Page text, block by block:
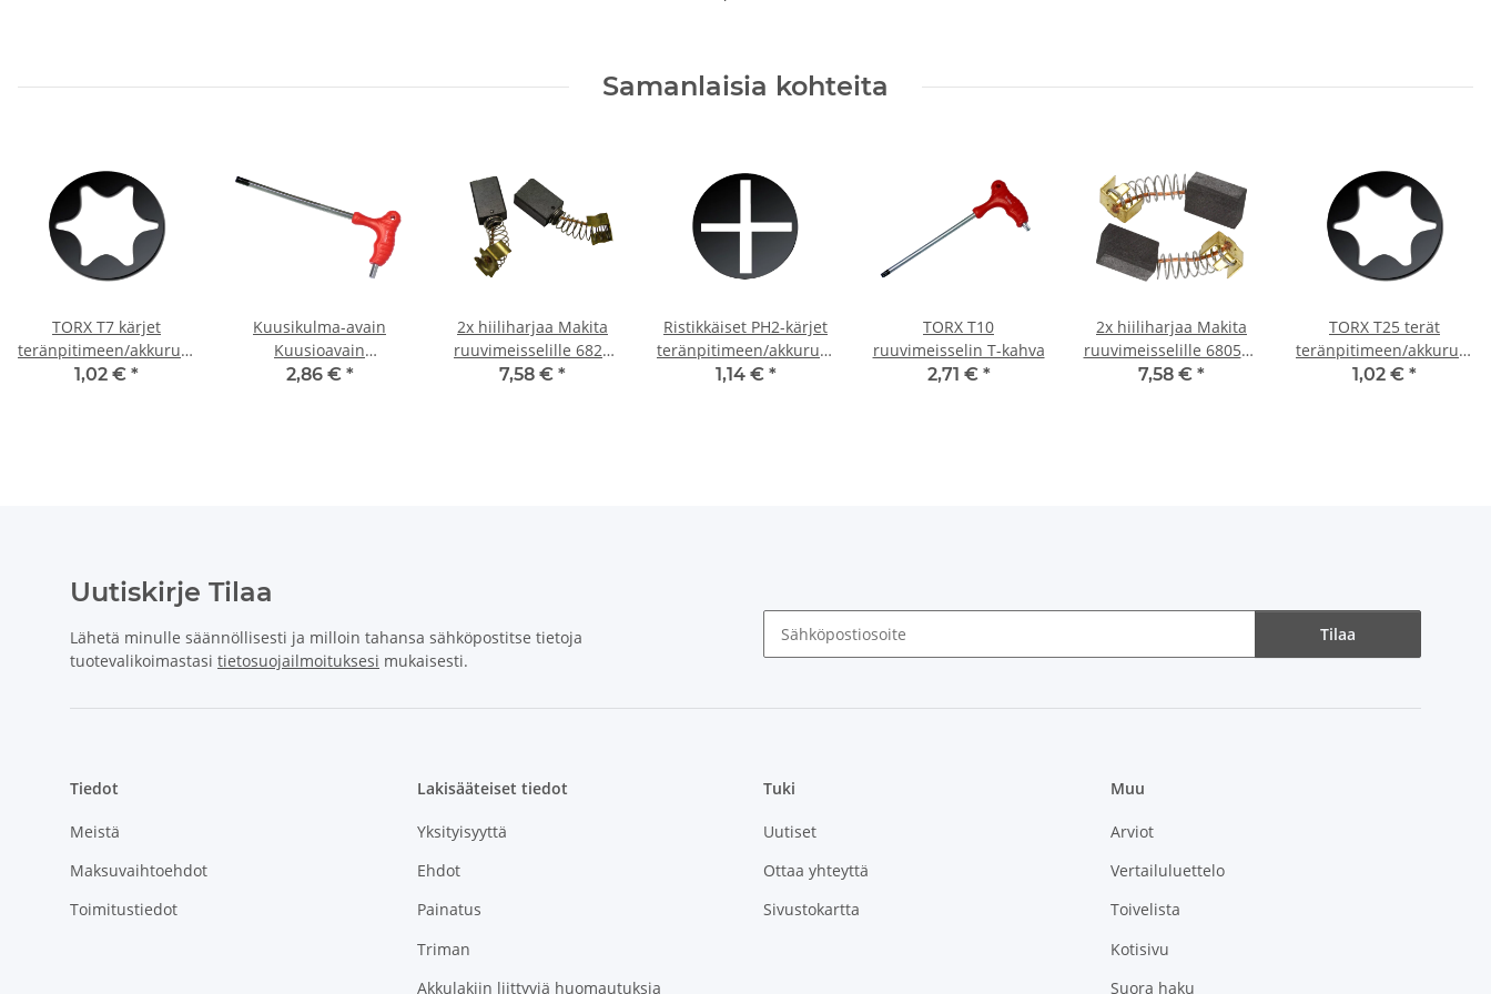
Samanlaisia kohteita
TORX T7 kärjet
teränpitimeen/akkuruuvimeisseliin/iskuavaimen
materiaali 25 mm
1,02 € *
Kuusikulma-avain
Kuusioavain
Ruuvimeisseli 2 mm T-
2,86 € *
2x hiiliharjaa Makita
ruuvimeisselille 6827
8,9 x 5,9 x 12,9 mm
7,58 € *
Ristikkäiset PH2-kärjet
teränpitimeen/akkuruuvimeisseliin/iskuruuvimeisseliin
25 mm
1,14 € *
TORX T10
ruuvimeisselin T-kahva
2,71 € *
2x hiiliharjaa Makita
ruuvimeisselille 6805BV
5 x 8 x 11 mm
7,58 € *
TORX T25 terät
teränpitimeen/
materiaali 25 mm
1,02 € *
Uutiskirje Tilaa
Lähetä minulle säännöllisesti ja milloin tahansa sähköpostitse tietoja
tuotevalikoimastasi tietosuojailmoituksesi mukaisesti.
Tilaa
Tiedot
Meistä
Maksuvaihtoehdot
Toimitustiedot
Lakisääteiset tiedot
Yksityisyyttä
Ehdot
Painatus
Triman
Akkulakiin liittyviä huomautuksia
Tuki
Uutiset
Ottaa yhteyttä
Sivustokartta
Muu
Arviot
Vertailuluettelo
Toivelista
Kotisivu
Suora haku